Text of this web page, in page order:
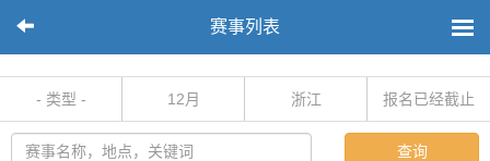
赛事列表
- 类型 - 12月 浙江 报名已经截止
查询